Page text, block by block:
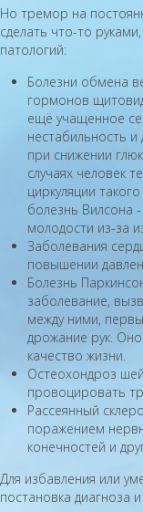
Но тремор на
сделать что-то
патологий:
Болезни обмена
гормонов
ещё учащенное
нестабильность
при снижении
случаях человек
циркуляции
болезнь Вилсона
молодости из-за
Заболевания
повышении
Болезнь
заболевание,
между ними,
дрожание рук.
качество жизни.
Остеохондроз
провоцировать
Рассеянный
поражением
конечностей и
Для избавления или
постановка диагноза